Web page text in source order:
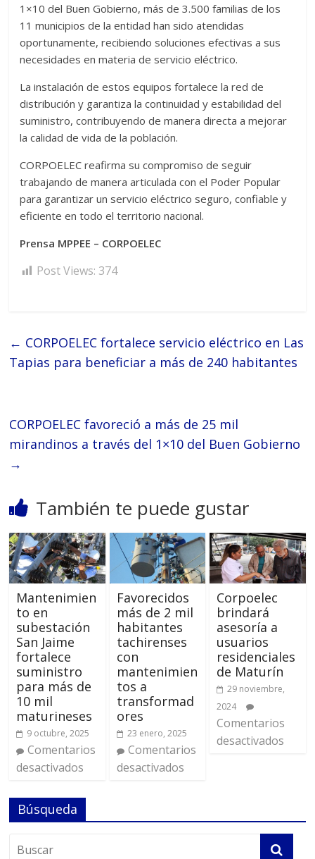
1×10 del Buen Gobierno, más de 3.500 familias de los
11 municipios de la entidad han sido atendidas
oportunamente, recibiendo soluciones efectivas a sus
necesidades en materia de servicio eléctrico.
La instalación de estos equipos fortalece la red de
distribución y garantiza la continuidad y estabilidad del
suministro, contribuyendo de manera directa a mejorar
la calidad de vida de la población.
CORPOELEC reafirma su compromiso de seguir
trabajando de manera articulada con el Poder Popular
para garantizar un servicio eléctrico seguro, confiable y
eficiente en todo el territorio nacional.
Prensa MPPEE – CORPOELEC
Post Views: 374
← CORPOELEC fortalece servicio eléctrico en Las
Tapias para beneficiar a más de 240 habitantes
CORPOELEC favoreció a más de 25 mil
mirandinos a través del 1×10 del Buen Gobierno
→
También te puede gustar
Mantenimien
to en
subestación
San Jaime
fortalece
suministro
para más de
10 mil
maturineses
9 octubre, 2025
Comentarios
desactivados
Favorecidos
más de 2 mil
habitantes
tachirenses
con
mantenimien
tos a
transformad
ores
23 enero, 2025
Comentarios
desactivados
Corpoelec
brindará
asesoría a
usuarios
residenciales
de Maturín
29 noviembre,
2024
Comentarios
desactivados
Búsqueda